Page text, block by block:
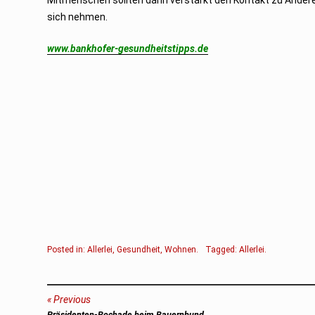
sich nehmen.
www.bankhofer-gesundheitstipps.de
Posted in:Allerlei ,Gesundheit ,Wohnen Tagged:Allerlei
Beitragsnavigation
Previous